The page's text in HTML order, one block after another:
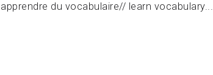
apprendre du vocabulaire// learn vocabulary...